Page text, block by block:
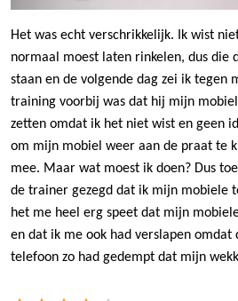
Het was echt verschrikkelijk. Ik wist
normaal moest laten rinkelen, dus die
staan en de volgende dag zei ik tegen
training voorbij was dat hij mijn
zetten omdat ik het niet wist en geen
om mijn mobiel weer aan de praat te
mee. Maar wat moest ik doen? Dus
de trainer gezegd dat ik mijn mobiele
het me heel erg speet dat mijn
en dat ik me ook had verslapen omdat
telefoon zo had gedempt dat mijn